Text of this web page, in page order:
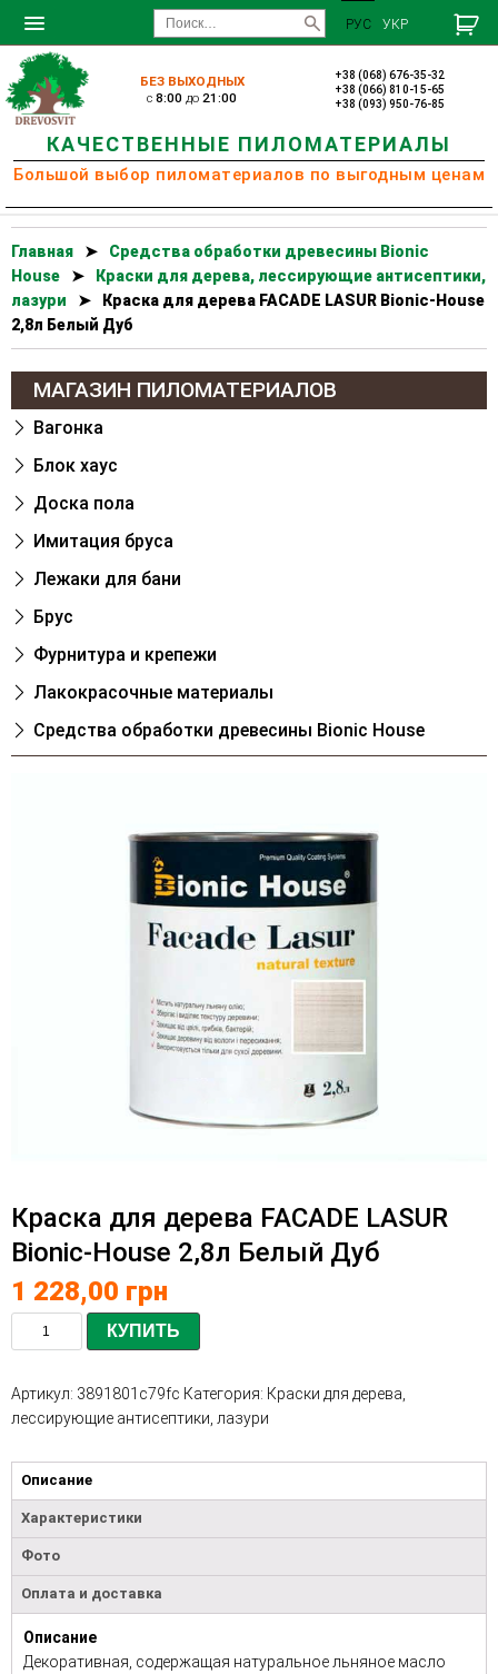
РУС УКР
БЕЗ ВЫХОДНЫХ
c8:00 до21:00
+38 (068) 676-35-32
+38 (066) 810-15-65
+38 (093) 950-76-85
КАЧЕСТВЕННЫЕ ПИЛОМАТЕРИАЛЫ
Большой выбор пиломатериалов по выгодным ценам
Главная ➤
Cредства обработки древесины Bionic
House
➤
Краски для дерева, лессирующие антисептики,
лазури
➤
Краска для дерева FACADE LASUR Bionic-House
2,8л Белый Дуб
МАГАЗИН ПИЛОМАТЕРИАЛОВ
Вагонка
Блок хаус
Доска пола
Имитация бруса
Лежаки для бани
Брус
Фурнитура и крепежи
Лакокрасочные материалы
Cредства обработки древесины Bionic House
Краска для дерева FACADE LASUR
Bionic-House 2,8л Белый Дуб
1 228,00 грн
КУПИТЬ
Артикул: 3891801c79fc Категория: Краски для дерева,
лессирующие антисептики, лазури
Описание
Характеристики
Фото
Оплата и доставка
Описание
Декоративная, содержащая натуральное льняное масло